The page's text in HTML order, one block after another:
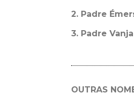
2. Padre
3. Padre
OUTRAS